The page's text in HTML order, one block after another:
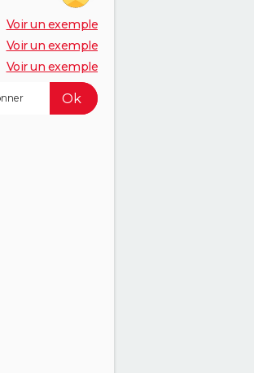
Voir un exemple
Voir un exemple
Voir un exemple